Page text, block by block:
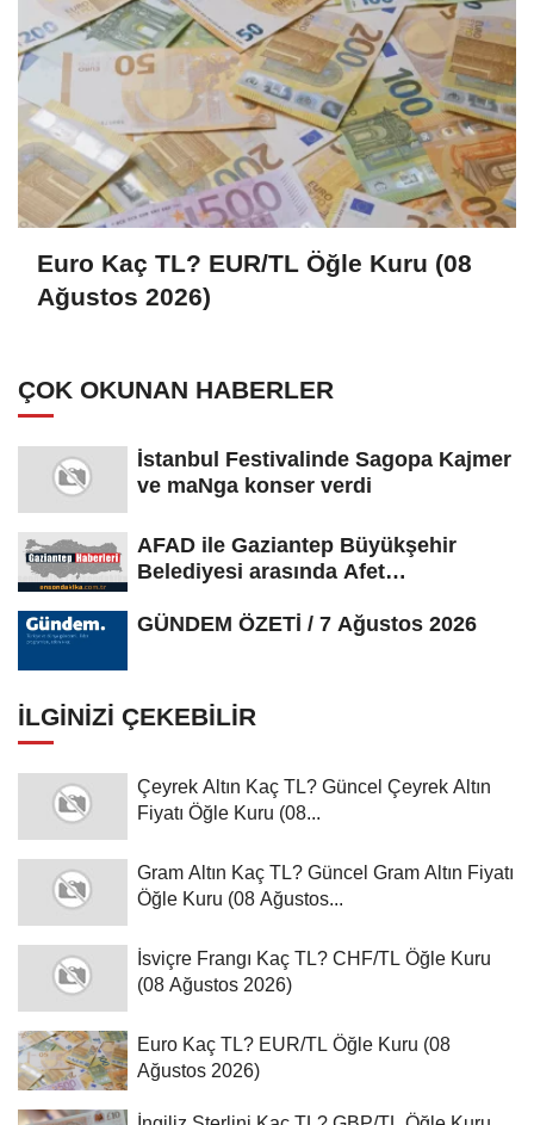
Euro Kaç TL? EUR/TL Öğle Kuru (08
Ağustos 2026)
ÇOK OKUNAN HABERLER
İstanbul Festivalinde Sagopa Kajmer
ve maNga konser verdi
AFAD ile Gaziantep Büyükşehir
Belediyesi arasında Afet
GÜNDEM ÖZETİ / 7 Ağustos 2026
İLGINIZI ÇEKEBILIR
Çeyrek Altın Kaç TL? Güncel Çeyrek Altın
Fiyatı Öğle Kuru (08...
Gram Altın Kaç TL? Güncel Gram Altın Fiyatı
Öğle Kuru (08 Ağustos...
İsviçre Frangı Kaç TL? CHF/TL Öğle Kuru
(08 Ağustos 2026)
Euro Kaç TL? EUR/TL Öğle Kuru (08
Ağustos 2026)